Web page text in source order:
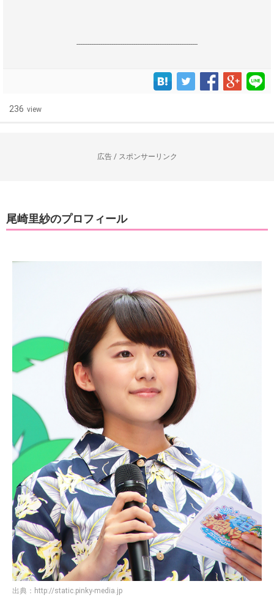
------------------------------------------------------------------
236 view
広告 / スポンサーリンク
尾崎里紗のプロフィール
出典： http://static.pinky-media.jp